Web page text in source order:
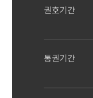
LOGIN
권호기간
통권기간